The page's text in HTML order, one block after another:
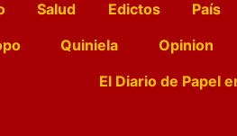
Salud Edictos País
Quiniela Opinion
El Diario de Papel